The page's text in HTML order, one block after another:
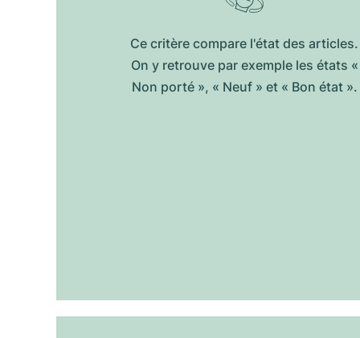
Ce critère compare l'état des articles.
On y retrouve par exemple les états «
Non porté », « Neuf » et « Bon état ».